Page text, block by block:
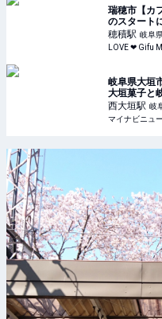
瑞穂市【カ
のスタート
阜モーニン
穂積駅 岐阜
LOVE ❤ Gifu
岐阜県大垣
大垣菓子と
「金蝶堂總
西大垣駅 岐
マイナビニュ